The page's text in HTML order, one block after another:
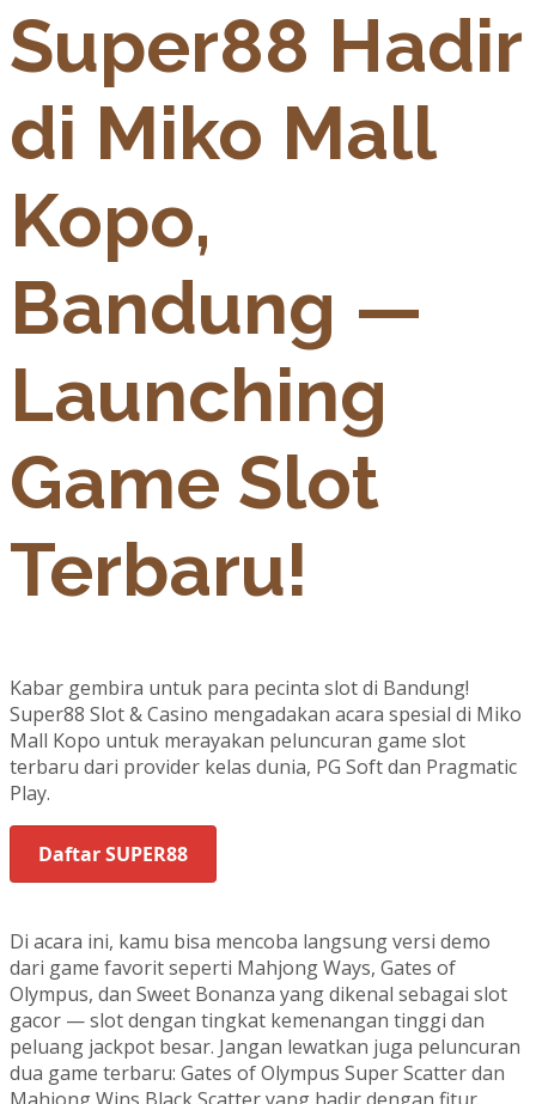
Super88 Hadir
di Miko Mall
Kopo,
Bandung —
Launching
Game Slot
Terbaru!
Kabar gembira untuk para pecinta slot di Bandung!
Super88 Slot & Casino mengadakan acara spesial di Miko
Mall Kopo untuk merayakan peluncuran game slot
terbaru dari provider kelas dunia, PG Soft dan Pragmatic
Play.
Daftar SUPER88
Di acara ini, kamu bisa mencoba langsung versi demo
dari game favorit seperti Mahjong Ways, Gates of
Olympus, dan Sweet Bonanza yang dikenal sebagai slot
gacor — slot dengan tingkat kemenangan tinggi dan
peluang jackpot besar. Jangan lewatkan juga peluncuran
dua game terbaru: Gates of Olympus Super Scatter dan